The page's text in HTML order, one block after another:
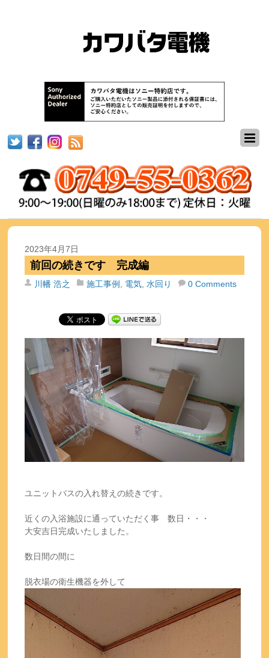
2023年4月7日
前回の続きです 完成編
川幡 浩之 施工事例 , 電気,水回り 0 Comments
ユニットバスの入れ替えの続きです。
近くの入浴施設に通っていただく事 数日・・・
大安吉日完成いたしました。
数日間の間に
脱衣場の衛生機器を外して